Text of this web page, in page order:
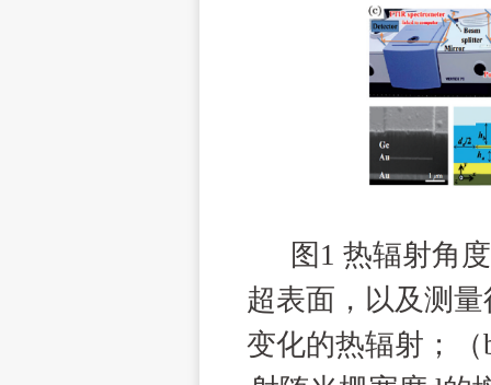
图 1热辐射角
超表面，以及测
变化的热辐射；（